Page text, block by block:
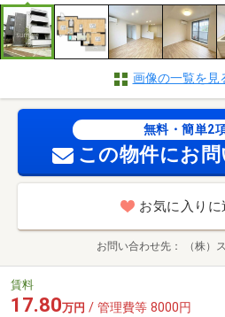
画像の一覧を見
無料・簡単2
この物件にお
お気に入りに
お問い合わせ先 （株）
賃料
17.80万円 / 管理費等 8000円